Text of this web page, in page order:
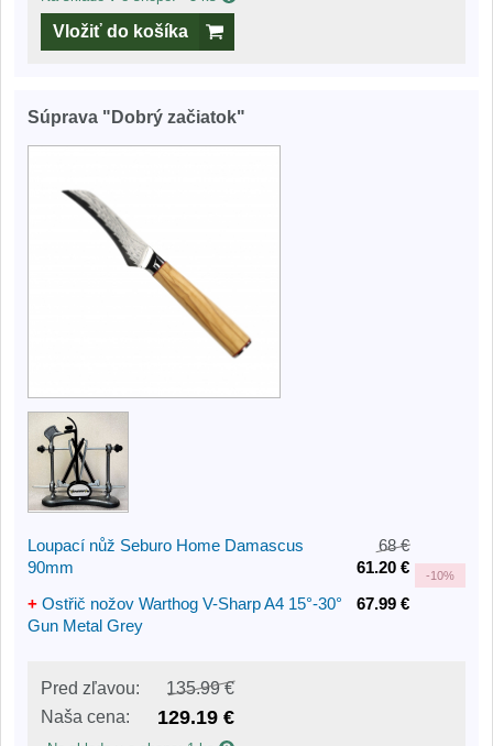
Vložiť do košíka
Súprava "Dobrý začiatok"
Loupací nůž Seburo Home Damascus
90mm
68 €
61.20 €
-10%
+ Ostřič nožov Warthog V-Sharp A4 15°-30°
Gun Metal Grey
67.99 €
Pred zľavou:
135.99 €
Naša cena:
129.19 €